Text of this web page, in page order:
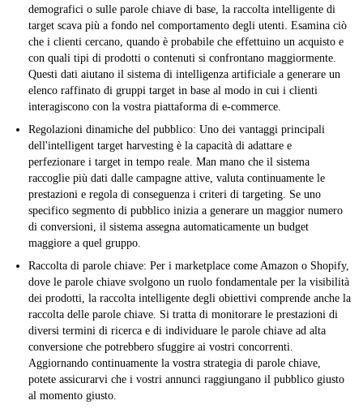
demografici o sulle parole chiave di base, la raccolta intelligente di
target scava più a fondo nel comportamento degli utenti. Esamina ciò
che i clienti cercano, quando è probabile che effettuino un acquisto e
con quali tipi di prodotti o contenuti si confrontano maggiormente.
Questi dati aiutano il sistema di intelligenza artificiale a generare un
elenco raffinato di gruppi target in base al modo in cui i clienti
interagiscono con la vostra piattaforma di e-commerce.
Regolazioni dinamiche del pubblico: Uno dei vantaggi principali
dell'intelligent target harvesting è la capacità di adattare e
perfezionare i target in tempo reale. Man mano che il sistema
raccoglie più dati dalle campagne attive, valuta continuamente le
prestazioni e regola di conseguenza i criteri di targeting. Se uno
specifico segmento di pubblico inizia a generare un maggior numero
di conversioni, il sistema assegna automaticamente un budget
maggiore a quel gruppo.
Raccolta di parole chiave: Per i marketplace come Amazon o Shopify,
dove le parole chiave svolgono un ruolo fondamentale per la visibilità
dei prodotti, la raccolta intelligente degli obiettivi comprende anche la
raccolta delle parole chiave. Si tratta di monitorare le prestazioni di
diversi termini di ricerca e di individuare le parole chiave ad alta
conversione che potrebbero sfuggire ai vostri concorrenti.
Aggiornando continuamente la vostra strategia di parole chiave,
potete assicurarvi che i vostri annunci raggiungano il pubblico giusto
al momento giusto.